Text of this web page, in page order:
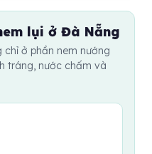
phần để cảm nhận
ít trước rồi tăng dần theo
nhưng nếu trời nóng
có chỗ ngồi mát. Các
khung giờ tối, đặc biệt
Nếu không muốn chờ
điểm hoặc gọi món
lụi ở Đà Nẵng
chỉ ở phần nem nướng
tráng, nước chấm và